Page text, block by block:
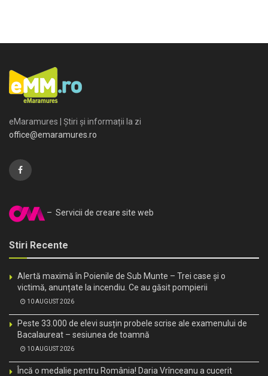
eMaramures | Știri și informații la zi
office@emaramures.ro
– Servicii de creare site web
Stiri Recente
Alertă maximă în Poienile de Sub Munte – Trei case și o
victimă, anunțate la incendiu. Ce au găsit pompierii
10 AUGUST 2026
Peste 33.000 de elevi susțin probele scrise ale examenului de
Bacalaureat – sesiunea de toamnă
10 AUGUST 2026
Încă o medalie pentru România! Daria Vrînceanu a cucerit